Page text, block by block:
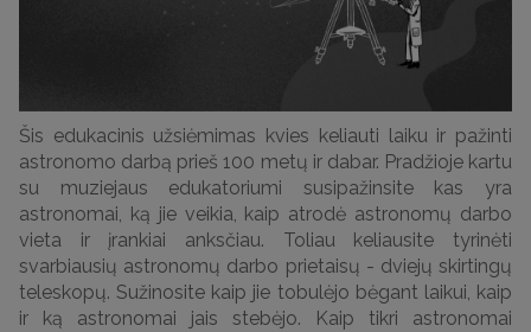
Šis edukacinis užsiėmimas kvies keliauti laiku ir pažinti
astronomo darbą prieš 100 metų ir dabar. Pradžioje kartu
su muziejaus edukatoriumi susipažinsite kas yra
astronomai, ką jie veikia, kaip atrodė astronomų darbo
vieta ir įrankiai anksčiau. Toliau keliausite tyrinėti
svarbiausių astronomų darbo prietaisų - dviejų skirtingų
teleskopų. Sužinosite kaip jie tobulėjo bėgant laikui, kaip
ir ką astronomai jais stebėjo. Kaip tikri astronomai